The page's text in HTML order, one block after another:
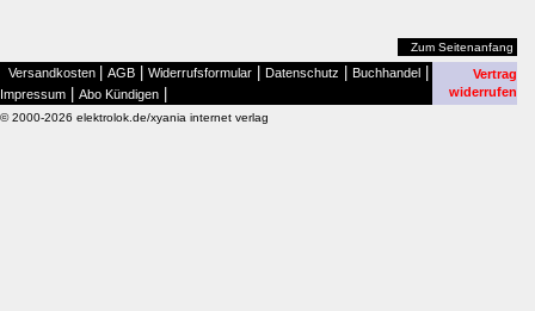
Zum Seitenanfang
Versandkosten AGB Widerrufsformular Datenschutz Buchhandel
Impressum Abo Kündigen
Vertrag
widerrufen
© 2000-2026 elektrolok.de/xyania internet verlag